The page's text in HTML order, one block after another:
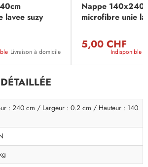
lavee suzy
Livraison à domicile
Nappe
microfibre unie
5,00 CHF
Indisponible
: 240 cm / Largeur : 0.2 cm / Hauteur : 140